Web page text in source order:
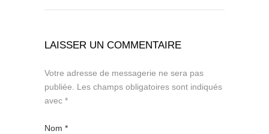
LAISSER UN COMMENTAIRE
Votre adresse de messagerie ne sera pas
publiée. Les champs obligatoires sont indiqués
avec *
Nom *